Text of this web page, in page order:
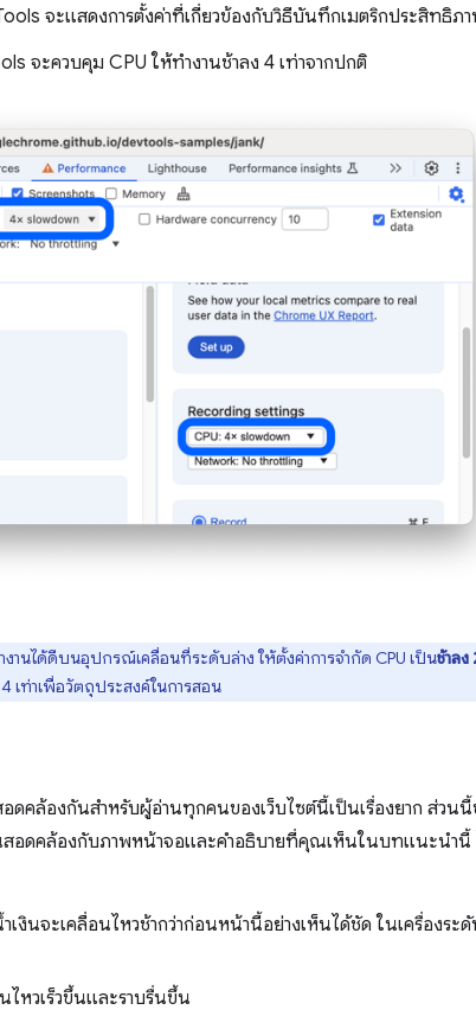
จะแสดงการตั้งค่าที่เกี่ยวข้องกับวิธีบันทึกเมตริกประสิทธิภ
จะควบคุม CPU ให้ทำงานช้าลง 4 เท่าจากปกติ
านได้ดีบนอุปกรณ์เคลื่อนที่ระดับล่าง ให้ตั้งค่าการจำกัด CPU เป็นช้าลง
4 เท่าเพื่อวัตถุประสงค์ในการสอน
ดคล้องกันสำหรับผู้อ่านทุกคนของเว็บไซต์นี้เป็นเรื่องยาก ส่วน
อดคล้องกับภาพหน้าจอและคำอธิบายที่คุณเห็นในบทแนะนำนี้
เงินจะเคลื่อนไหวช้ากว่าก่อนหน้านี้อย่างเห็นได้ชัด ในเครื่องระ
ไหวเร็วขึ้นและราบรื่นขึ้น